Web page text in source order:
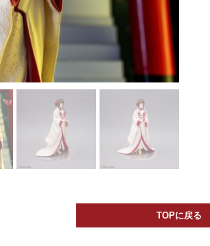
TOPに戻る